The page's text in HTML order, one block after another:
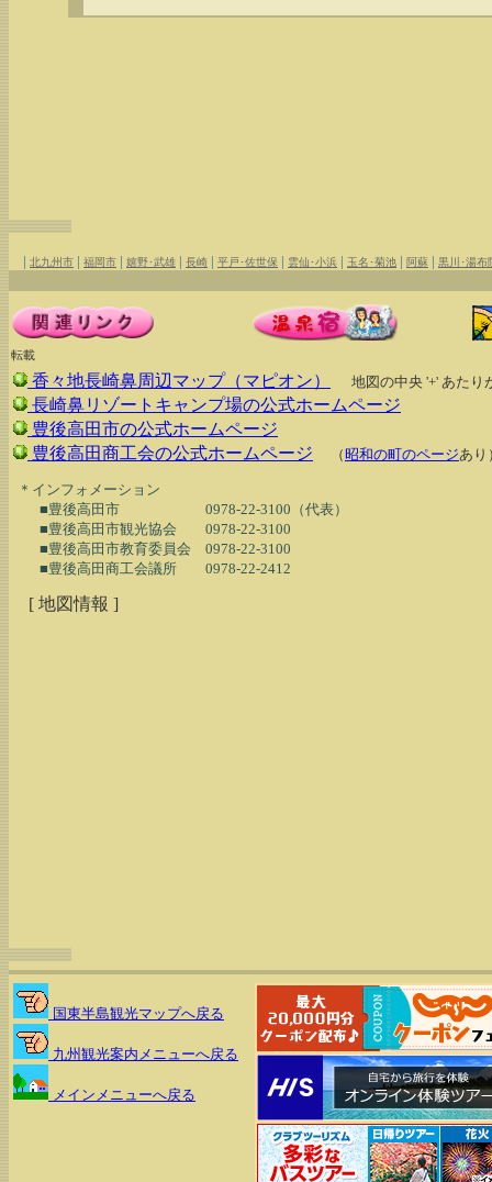
| 北九州市 | 福岡市 | 嬉野･武雄 | 長崎 | 平戸･佐世保 | 雲仙･小浜 | 玉名･菊池 | 阿蘇 | 黒川･湯布
転載
香々地長崎鼻周辺マップ（マピオン） 地図の中央 '+' あたり
長崎鼻リゾートキャンプ場の公式ホームページ
豊後高田市の公式ホームページ
豊後高田商工会の公式ホームページ
（ 昭和の町のページあり
  ＊インフォメーション
■豊後高田市　　　　　　0978-22-3100（代表）
■豊後高田市観光協会　　0978-22-3100
■豊後高田市教育委員会　0978-22-3100
[ 地図情報 ]
国東半島観光マップへ戻る
九州観光案内メニューへ戻る
メインメニューへ戻る